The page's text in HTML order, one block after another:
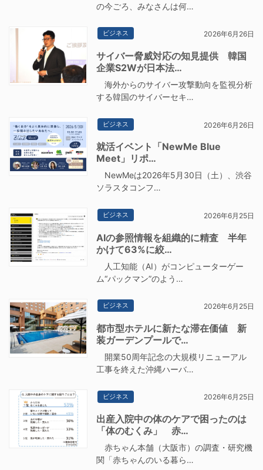
の今ごろ、みなさんは何…
ビジネス 2026年6月26日
サイバー脅威対応の知見提供 韓国
企業S2Wが日本法…
海外からのサイバー攻撃動向を監視分析
する韓国のサイバーセキ…
ビジネス 2026年6月26日
就活イベント「NewMe Blue
Meet」リポ…
NewMeは2026年5月30日（土）、渋谷
ソラスタコンフ…
ビジネス 2026年6月25日
AIの参照情報を組織的に精査 半年
かけて63%に絞…
人工知能（AI）がコンピューターゲー
ム“パックマン”のよう…
ビジネス 2026年6月25日
都市型ホテルに新たな滞在価値 新
装ガーデンプールで…
開業50周年記念の大規模リニューアル
工事を終えた沖縄ハーバ…
ビジネス 2026年6月25日
出産入院中の体のケアで困ったのは
「体のむくみ」 赤…
赤ちゃん本舗（大阪市）の調査・研究機
関「赤ちゃんのいる暮ら…